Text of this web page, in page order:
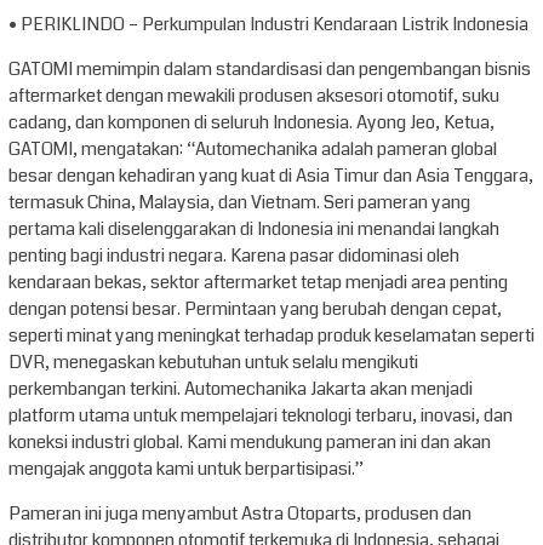
• PERIKLINDO – Perkumpulan Industri Kendaraan Listrik Indonesia
GATOMI memimpin dalam standardisasi dan pengembangan bisnis
aftermarket dengan mewakili produsen aksesori otomotif, suku
cadang, dan komponen di seluruh Indonesia. Ayong Jeo, Ketua,
GATOMI, mengatakan: “Automechanika adalah pameran global
besar dengan kehadiran yang kuat di Asia Timur dan Asia Tenggara,
termasuk China, Malaysia, dan Vietnam. Seri pameran yang
pertama kali diselenggarakan di Indonesia ini menandai langkah
penting bagi industri negara. Karena pasar didominasi oleh
kendaraan bekas, sektor aftermarket tetap menjadi area penting
dengan potensi besar. Permintaan yang berubah dengan cepat,
seperti minat yang meningkat terhadap produk keselamatan seperti
DVR, menegaskan kebutuhan untuk selalu mengikuti
perkembangan terkini. Automechanika Jakarta akan menjadi
platform utama untuk mempelajari teknologi terbaru, inovasi, dan
koneksi industri global. Kami mendukung pameran ini dan akan
mengajak anggota kami untuk berpartisipasi.”
Pameran ini juga menyambut Astra Otoparts, produsen dan